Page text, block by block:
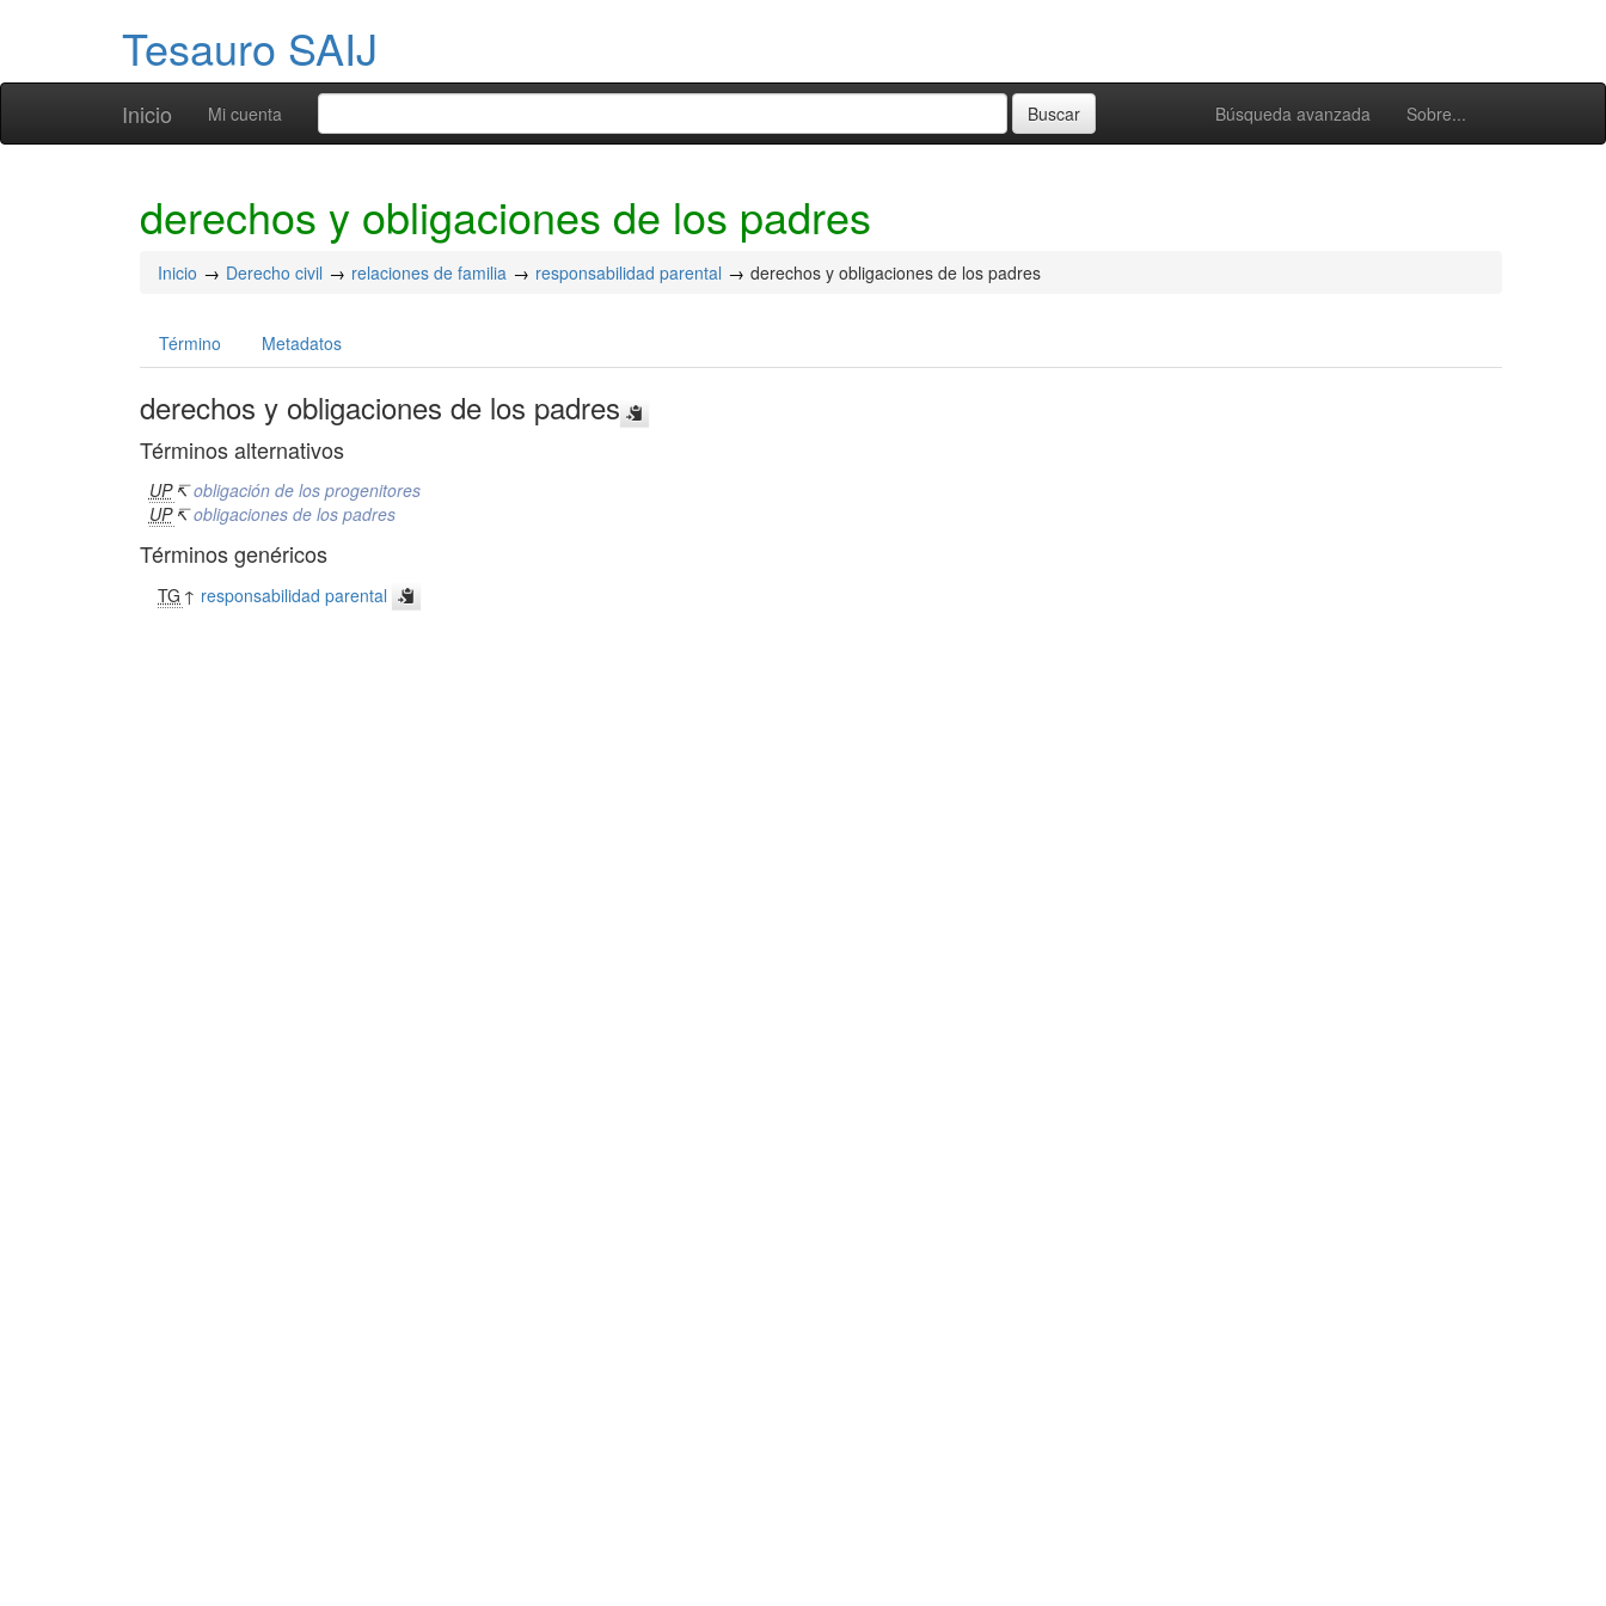
Tesauro SAIJ
Inicio Búsqueda avanzada Sobre...
Mi cuenta
derechos y obligaciones de los padres
Inicio Derecho civil relaciones de familia responsabilidad parental derechos y obligaciones de los padres
Término Metadatos
derechos y obligaciones de los padres
Términos alternativos
UP ↸obligación de los progenitores
UP ↸obligaciones de los padres
Términos genéricos
TG ↑ responsabilidad parental